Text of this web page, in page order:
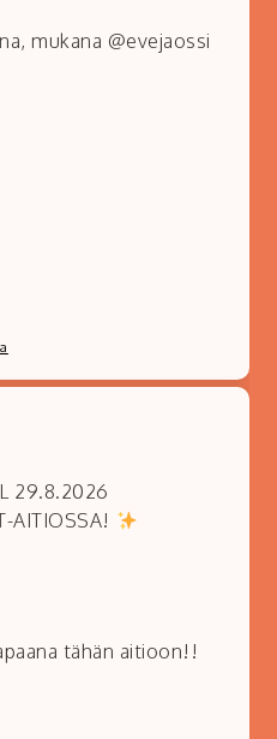
mukana @evejaossi
29.8.2026
AITIOSSA!
tähän aitioon!!